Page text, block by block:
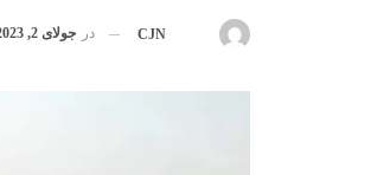
CJN در جولای 2, 2023